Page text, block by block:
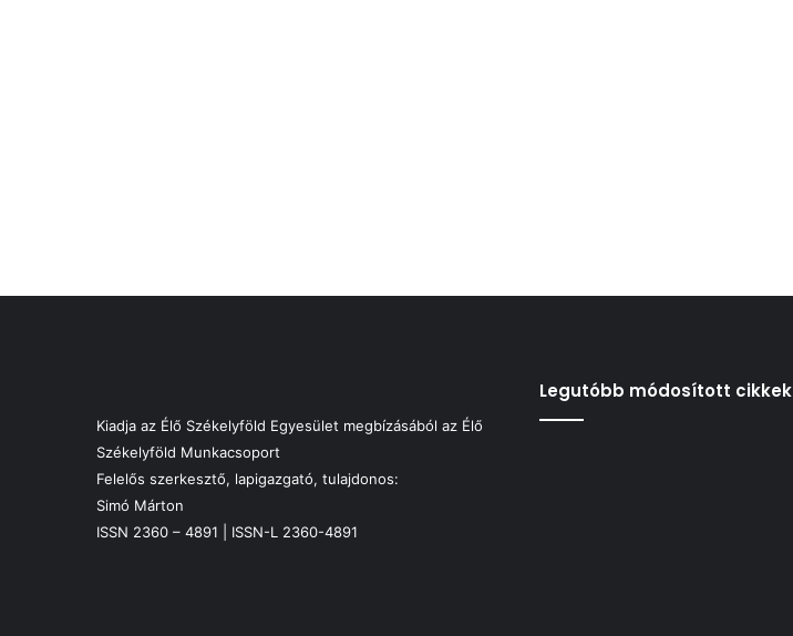
Kiadja az Élő Székelyföld Egyesület megbízásából az Élő
Székelyföld Munkacsoport
Felelős szerkesztő, lapigazgató, tulajdonos:
Simó Márton
ISSN 2360 – 4891 | ISSN-L 2360-4891
Legutóbb módosított cikkek